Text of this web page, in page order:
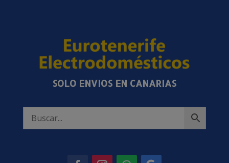
SOLO ENVIOS EN CANARIAS